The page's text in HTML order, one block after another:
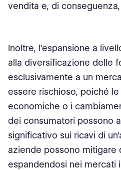
vendita e, di
Inoltre, l'espansione a
alla diversificazione delle
esclusivamente a un
essere rischioso, poiché
economiche o i
dei consumatori possono
significativo sui ricavi di
aziende possono mitigare
espandendosi nei mercati